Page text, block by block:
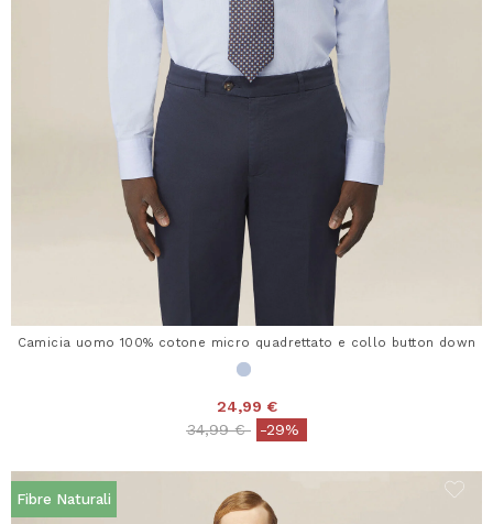
Camicia uomo 100% cotone micro quadrettato e collo button down
24,99 €
Price reduced from
34,99 €to-29%
Fibre Naturali